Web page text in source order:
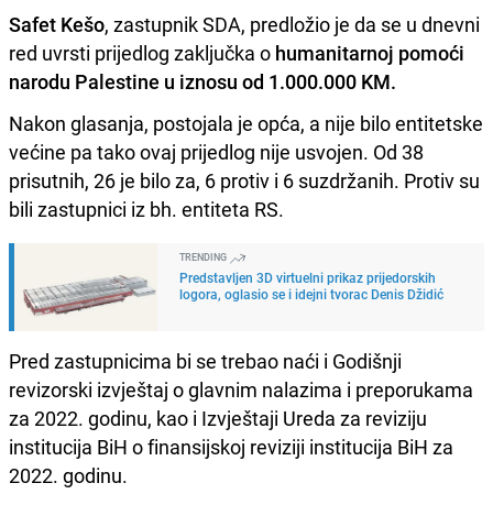
Safet Kešo, zastupnik SDA, predložio je da se u dnevni
red uvrsti prijedlog zaključka o humanitarnoj pomoći
narodu Palestine u iznosu od 1.000.000 KM.
Nakon glasanja, postojala je opća, a nije bilo entitetske
većine pa tako ovaj prijedlog nije usvojen. Od 38
prisutnih, 26 je bilo za, 6 protiv i 6 suzdržanih. Protiv su
bili zastupnici iz bh. entiteta RS.
TRENDING
Predstavljen 3D virtuelni prikaz prijedorskih
logora, oglasio se i idejni tvorac Denis Džidić
Pred zastupnicima bi se trebao naći i Godišnji
revizorski izvještaj o glavnim nalazima i preporukama
za 2022. godinu, kao i Izvještaji Ureda za reviziju
institucija BiH o finansijskoj reviziji institucija BiH za
2022. godinu.